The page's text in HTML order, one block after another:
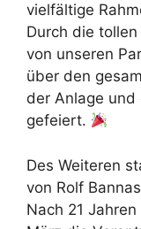
vielfältige
Durch die
von unseren
über den
der Anlage
gefeiert.
Des Weiteren
von Rolf
Nach 21 Jahren